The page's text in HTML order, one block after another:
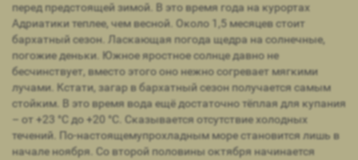
перед предстоящей зимой. В это время года на курортах
Адриатики теплее, чем весной. Около 1,5 месяцев стоит
бархатный сезон. Ласкающая погода щедра на солнечные,
погожие деньки. Южное яростное солнце давно не
бесчинствует, вместо этого оно нежно согревает мягкими
лучами. Кстати, загар в бархатный сезон получается самым
стойким. В это время вода ещё достаточно тёплая для купания
– от +23 °С до +20 °С. Сказывается отсутствие холодных
течений. По-настоящемупрохладным море становится лишь в
начале ноября. Со второй половины октября начинается